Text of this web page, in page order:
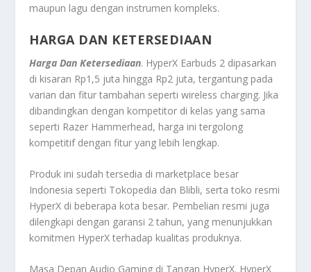
maupun lagu dengan instrumen kompleks.
HARGA DAN KETERSEDIAAN
Harga Dan Ketersediaan. HyperX Earbuds 2 dipasarkan
di kisaran Rp1,5 juta hingga Rp2 juta, tergantung pada
varian dan fitur tambahan seperti wireless charging. Jika
dibandingkan dengan kompetitor di kelas yang sama
seperti Razer Hammerhead, harga ini tergolong
kompetitif dengan fitur yang lebih lengkap.
Produk ini sudah tersedia di marketplace besar
Indonesia seperti Tokopedia dan Blibli, serta toko resmi
HyperX di beberapa kota besar. Pembelian resmi juga
dilengkapi dengan garansi 2 tahun, yang menunjukkan
komitmen HyperX terhadap kualitas produknya.
Masa Depan Audio Gaming di Tangan HyperX. HyperX